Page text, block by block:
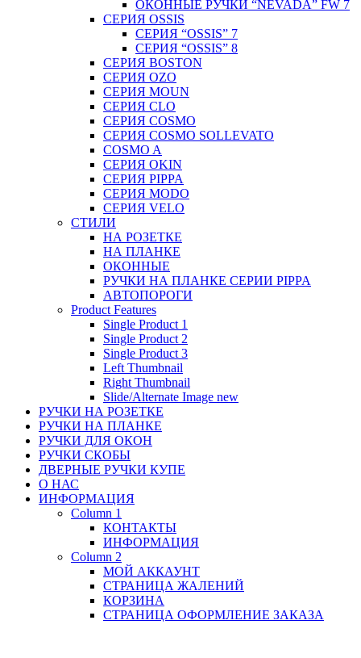
ОКОННЫЕ РУЧКИ “NEVADA” FW 7
СЕРИЯ OSSIS
СЕРИЯ “OSSIS” 7
СЕРИЯ “OSSIS” 8
СЕРИЯ ВOSTON
CЕРИЯ OZO
СЕРИЯ MOUN
СЕРИЯ CLO
СЕРИЯ COSMO
СЕРИЯ COSMO SOLLEVATO
COSMO A
СЕРИЯ OKIN
СЕРИЯ PIPPA
СЕРИЯ MODO
СЕРИЯ VELO
СТИЛИ
НА РОЗЕТКЕ
НА ПЛАНКЕ
ОКОННЫЕ
РУЧКИ НА ПЛАНКЕ СЕРИИ PIPPA
АВТОПОРОГИ
Product Features
Single Product 1
Single Product 2
Single Product 3
Left Thumbnail
Right Thumbnail
Slide/Alternate Image new
РУЧКИ НА РОЗЕТКЕ
РУЧКИ НА ПЛАНКЕ
РУЧКИ ДЛЯ ОКОН
РУЧКИ СКОБЫ
ДВЕРНЫЕ РУЧКИ КУПЕ
О НАС
ИНФОРМАЦИЯ
Column 1
КОНТАКТЫ
ИНФОРМАЦИЯ
Column 2
МОЙ АККАУНТ
СТРАНИЦА ЖАЛЕНИЙ
КОРЗИНА
СТРАНИЦА ОФОРМЛЕНИЕ ЗАКАЗА